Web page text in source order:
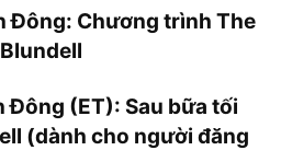
Đông: Chương trình The
Đông (ET): Sau bữa tối
(dành cho người đăng